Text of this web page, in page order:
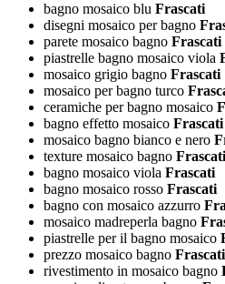
bagno mosaico blu Frascati
disegni mosaico per bagno
parete mosaico bagno Frascati
piastrelle bagno mosaico viola
mosaico grigio bagno Frascati
mosaico per bagno turco
ceramiche per bagno mosaico
bagno effetto mosaico Frascati
mosaico bagno bianco e nero
texture mosaico bagno Frascati
bagno mosaico viola Frascati
bagno mosaico rosso Frascati
bagno con mosaico azzurro
mosaico madreperla bagno
piastrelle per il bagno mosaico
prezzo mosaico bagno Frascati
rivestimento in mosaico bagno